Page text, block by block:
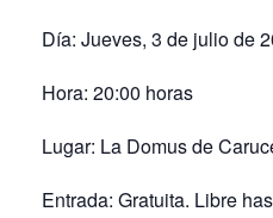
Día: Jueves, 3 de julio de
Hora: 20:00 horas
Lugar: La Domus de
Entrada: Gratuita. Libre